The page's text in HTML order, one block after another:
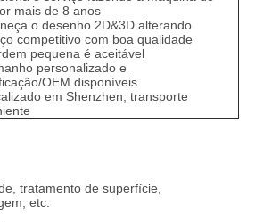
mais de 8 anos
o desenho 2D&3D alterando
competitivo com boa qualidade
pequena é aceitável
personalizado e
OEM disponíveis
em Shenzhen, transporte
tratamento de superfície,
etc.